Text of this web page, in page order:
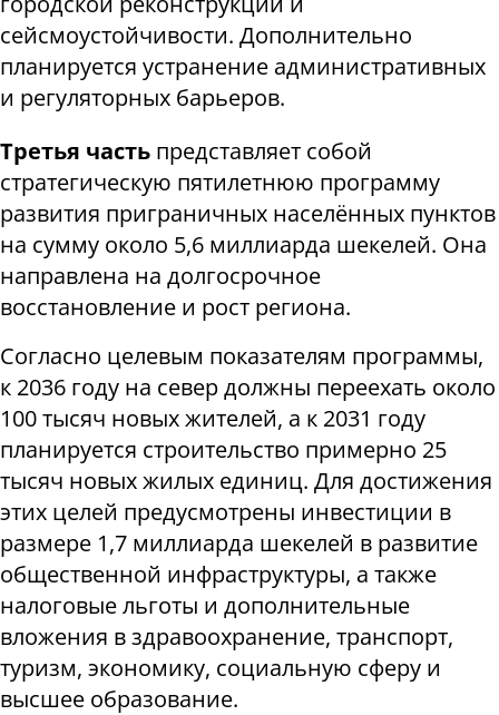
сейсмоустойчивости. Дополнительно
планируется устранение административных
и регуляторных барьеров.
Третья часть представляет собой
стратегическую пятилетнюю программу
развития приграничных населённых пунктов
на сумму около 5,6 миллиарда шекелей. Она
направлена на долгосрочное
восстановление и рост региона.
Согласно целевым показателям программы,
к 2036 году на север должны переехать около
100 тысяч новых жителей, а к 2031 году
планируется строительство примерно 25
тысяч новых жилых единиц. Для достижения
этих целей предусмотрены инвестиции в
размере 1,7 миллиарда шекелей в развитие
общественной инфраструктуры, а также
налоговые льготы и дополнительные
вложения в здравоохранение, транспорт,
туризм, экономику, социальную сферу и
высшее образование.